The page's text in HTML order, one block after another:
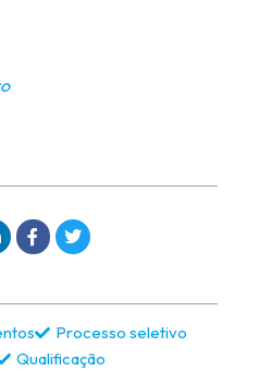
Processo seletivo
Qualificação